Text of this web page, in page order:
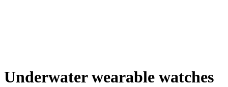
Underwater wearable watches